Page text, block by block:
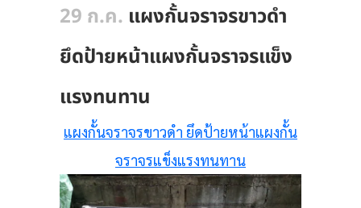
29 ก.ค. แผงกั้นจราจรขาวดำ
ยึดป้ายหน้าแผงกั้นจราจรแข็ง
แรงทนทาน
แผงกั้นจราจรขาวดำ ยึดป้ายหน้าแผงกั้น
จราจรแข็งแรงทนทาน